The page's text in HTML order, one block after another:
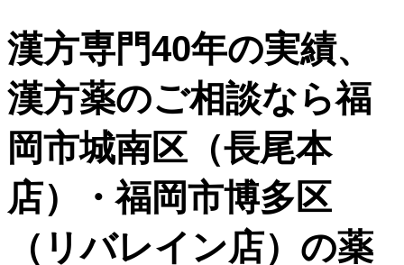
漢方専門40年の実績、
漢方薬のご相談なら福
岡市城南区（長尾本
店）・福岡市博多区
（リバレイン店）の薬